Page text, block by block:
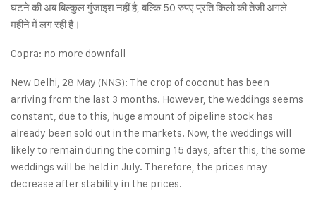
घटने की अब बिल्कुल गुंजाइश नहीं है, बल्कि 50 रुपए प्रति किलो की तेजी अगले
महीने में लग रही है।
Copra: no more downfall
New Delhi, 28 May (NNS): The crop of coconut has been
arriving from the last 3 months. However, the weddings seems
constant, due to this, huge amount of pipeline stock has
already been sold out in the markets. Now, the weddings will
likely to remain during the coming 15 days, after this, the some
weddings will be held in July. Therefore, the prices may
decrease after stability in the prices.